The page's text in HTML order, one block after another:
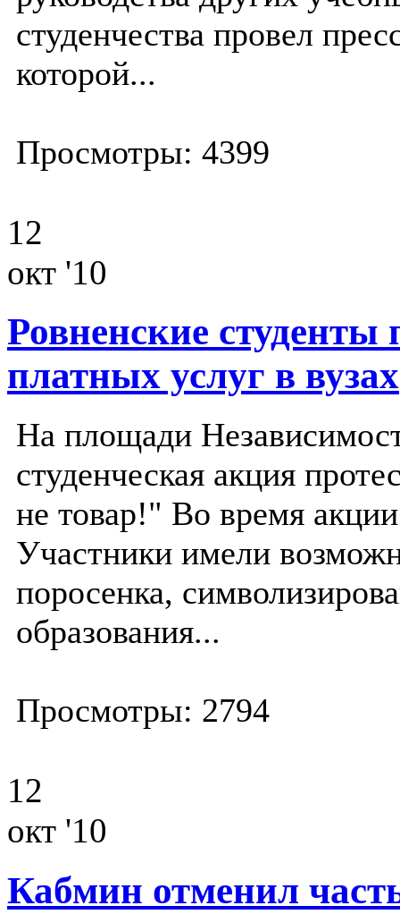
студенчества провел
которой...
Просмотры: 4399
12
окт '10
Ровненские студенты
платных услуг в вузах
На площади
студенческая акция
не товар!" Во время
Участники имели
поросенка,
образования...
Просмотры: 2794
12
окт '10
Кабмин отменил